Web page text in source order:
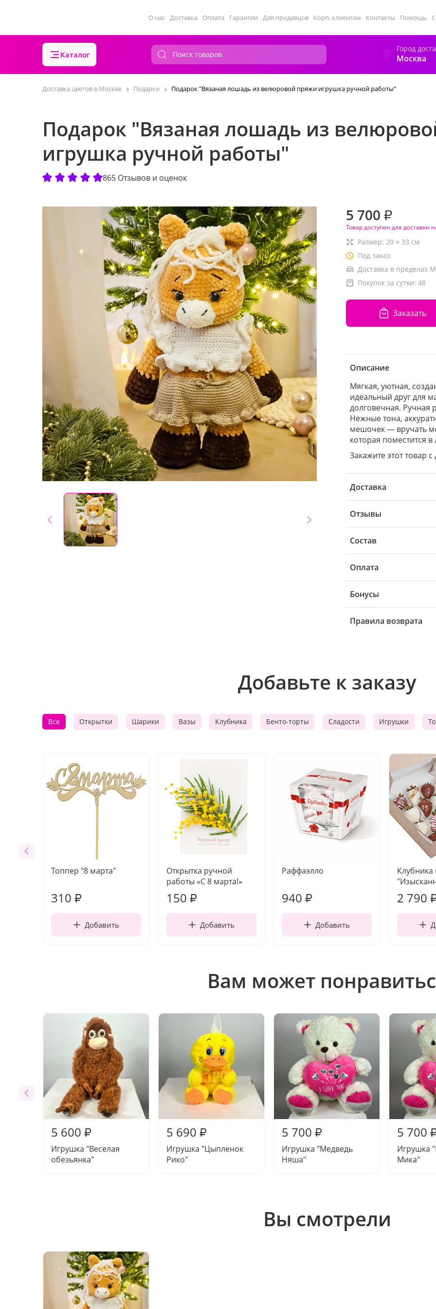
О нас Доставка Оплата Гарантии Для продавцов Корп. клиентам Контакты Помощь
Каталог
Город
Москва
Доставка цветов в Москве Подарки Подарок "Вязаная лошадь из велюровой пряжи игрушка ручной работы"
Подарок "Вязаная лошадь из
игрушка ручной работы"
865 Отзывов и оценок
5 700 ₽
Товар доступен для доставки
Размер: 20 × 33 см
Под заказ
Доставка в пределах
Покупок за сутки: 48
Заказать
Описание
Мягкая, уютная,
идеальный друг для
долговечная. Ручная
Нежные тона,
мешочек — вручать
которая поместится
Закажите этот товар
Доставка
Отзывы
Состав
Оплата
Бонусы
Правила возврата
Добавьте к заказу
Все Открытки Шарики Вазы Клубника Бенто-торты Сладости Игрушки
Топпер "8 марта"
310 ₽
Добавить
Открытка ручной
работы «С 8 марта!»
150 ₽
Добавить
Раффаэлло
940 ₽
Добавить
2 790
Вам может
5 600 ₽
Игрушка "Веселая
обезьянка"
5 690 ₽
Игрушка "Цыпленок
Рико"
5 700 ₽
Игрушка "Медведь
Няша"
5 700
Игрушка
Мика"
Вы смотрели